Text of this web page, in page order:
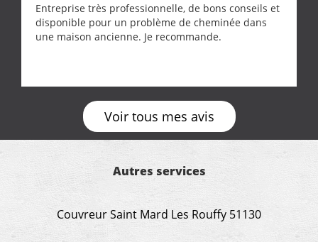
Entreprise très professionnelle, de bons conseils et
disponible pour un problème de cheminée dans
une maison ancienne. Je recommande.
Voir tous mes avis
Autres services
Couvreur Saint Mard Les Rouffy 51130